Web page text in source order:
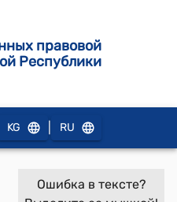
правовой
Республики
KG RU
Ошибка в тексте?